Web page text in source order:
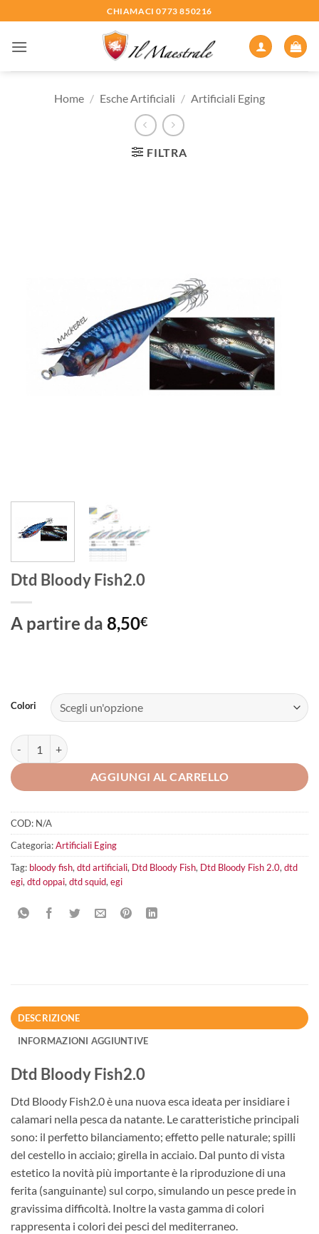
ai
contenuti
CHIAMACI 0773 850216
Home / Esche Artificiali / Artificiali Eging
FILTRA
Dtd Bloody Fish2.0
A partire da 8,50€
Colori
Dtd Bloody Fish2.0 quantità
AGGIUNGI AL CARRELLO
COD: N/A
Categoria:Artificiali Eging
Tag: bloody fish, dtd artificiali, Dtd Bloody Fish, Dtd Bloody Fish 2.0, dtd
egi, dtd oppai, dtd squid, egi
DESCRIZIONE
INFORMAZIONI AGGIUNTIVE
Dtd Bloody Fish2.0
Dtd Bloody Fish2.0 è una nuova esca ideata per insidiare i
calamari nella pesca da natante. Le caratteristiche principali
sono: il perfetto bilanciamento; effetto pelle naturale; spilli
del cestello in acciaio; girella in acciaio. Dal punto di vista
estetico la novità più importante è la riproduzione di una
ferita (sanguinante) sul corpo, simulando un pesce prede in
gravissima difficoltà. Inoltre la vasta gamma di colori
rappresenta i colori dei pesci del mediterraneo.